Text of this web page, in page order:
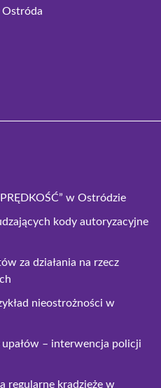
w Ostródzie
kody autoryzacyjne
za działania na rzecz
nieostrożności w
upałów – interwencja policji
regularne kradzieże w